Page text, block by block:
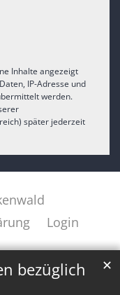
bezüglich
✕
Inhalte angezeigt
IP-Adresse und
werden.
später jederzeit
Login